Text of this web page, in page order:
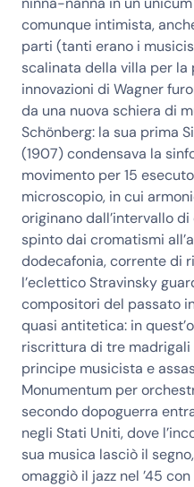
comunque intimista,
parti (tanti erano i
scalinata della villa per
innovazioni di Wagner
da una nuova schiera di
Schönberg: la sua prima
(1907) condensava la
movimento per 15
microscopio, in cui
originano dall’intervallo
spinto dai cromatismi
dodecafonia, corrente di
l’eclettico Stravinsky
compositori del passato
quasi antitetica: in
riscrittura di tre madrigali
principe musicista e
Monumentum per
secondo dopoguerra
negli Stati Uniti, dove
sua musica lasciò il
omaggiò il jazz nel ’45